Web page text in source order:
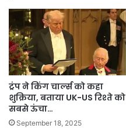
ट्रंप ने किंग चार्ल्स को कहा
शुक्रिया, बताया UK-US रिश्ते को
सबसे ऊंचा…
September 18, 2025